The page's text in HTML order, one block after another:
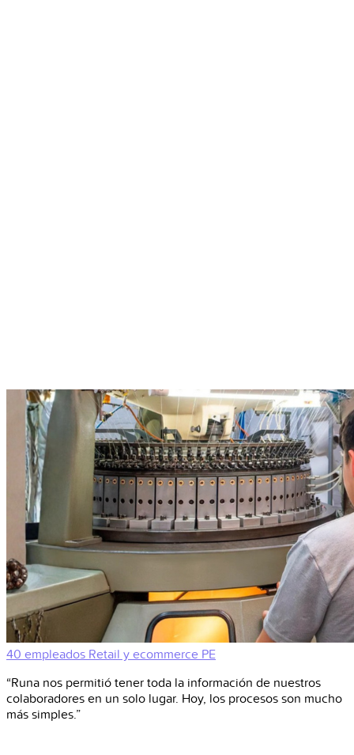
40 empleados Retail y ecommerce PE
“Runa nos permitió tener toda la información de nuestros
colaboradores en un solo lugar. Hoy, los procesos son mucho
más simples.”